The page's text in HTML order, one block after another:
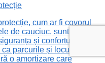
cum ar fi covorul
de cauciuc, sunt vitale
și confortul în
parcurile și locurile de
o amortizare care